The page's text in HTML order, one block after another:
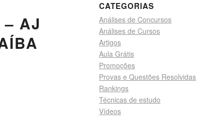
– AJ
CATEGORIAS
Análises de Concursos
Análises de Cursos
Artigos
Aula Grátis
Promoções
Provas e Questões Resolvidas
Rankings
Técnicas de estudo
Vídeos